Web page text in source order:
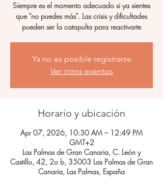
Siempre es el momento adecuado si ya sientes
que "no puedes más". Las crisis y dificultades
pueden ser la catapulta para reactivarte
Ya no es posible registrarse
Ver otros eventos
Horario y ubicación
Apr 07, 2026, 10:30 AM – 12:49 PM
GMT+2
Las Palmas de Gran Canaria, C. León y
Castillo, 42, 2o b, 35003 Las Palmas de Gran
Canaria, Las Palmas, España